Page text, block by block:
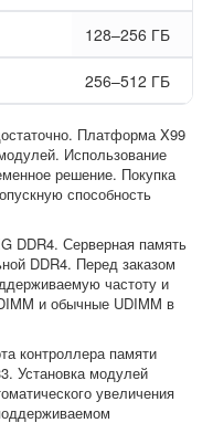
128–256 ГБ
256–512 ГБ
Платформа X99
Использование
решение. Покупка
способность
DDR4. Серверная память
DDR4. Перед заказом
частоту и
и обычные UDIMM в
контроллера памяти
Установка модулей
увеличения